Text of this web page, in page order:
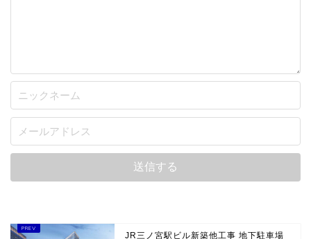
JR三ノ宮駅ビル新築他工事 地下駐車場